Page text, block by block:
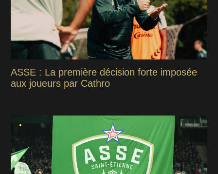
ASSE : La première décision forte imposée
aux joueurs par Cathro